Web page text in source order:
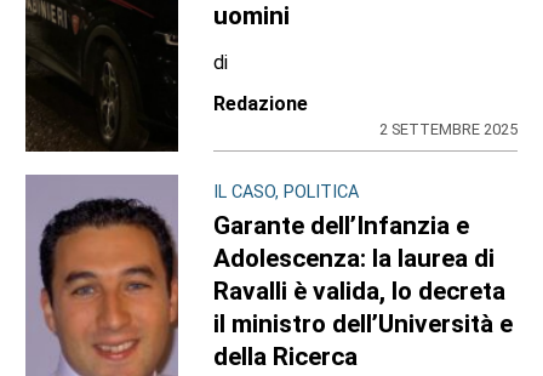
uomini
di
Redazione
2 SETTEMBRE 2025
IL CASO, POLITICA
Garante dell’Infanzia e
Adolescenza: la laurea di
Ravalli è valida, lo decreta
il ministro dell’Università e
della Ricerca